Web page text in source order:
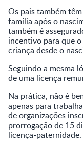
Os pais também
família após o
também é
incentivo para que
criança desde o
Seguindo a mesma
de uma licença
Na prática, não é
apenas para
de organizações
prorrogação de 15
licença-paternidade.